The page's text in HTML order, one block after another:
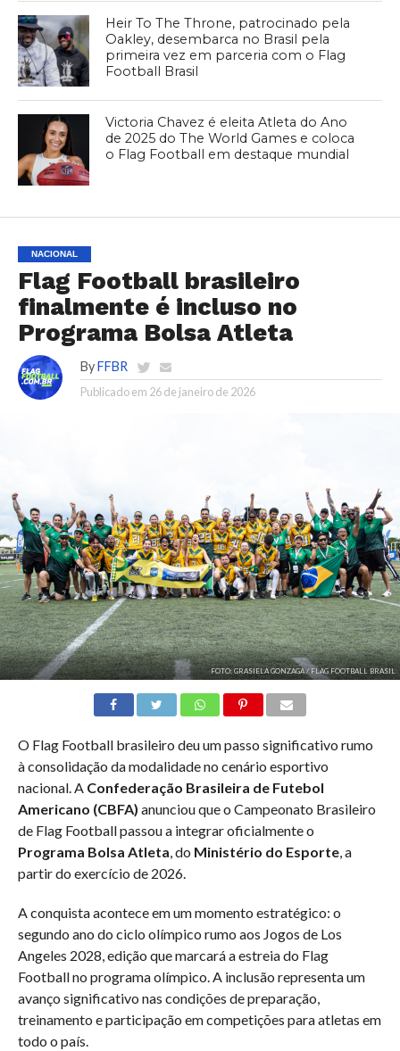
Heir To The Throne, patrocinado pela
Oakley, desembarca no Brasil pela
primeira vez em parceria com o Flag
Football Brasil
Victoria Chavez é eleita Atleta do Ano
de 2025 do The World Games e coloca
o Flag Football em destaque mundial
NACIONAL
Flag Football brasileiro
finalmente é incluso no
Programa Bolsa Atleta
By FFBR
Publicado em 26 de janeiro de 2026
FOTO: GRASIELA GONZAGA / FLAG FOOTBALL BRASIL
O Flag Football brasileiro deu um passo significativo rumo
à consolidação da modalidade no cenário esportivo
nacional. A Confederação Brasileira de Futebol
Americano (CBFA) anunciou que o Campeonato Brasileiro
de Flag Football passou a integrar oficialmente o
Programa Bolsa Atleta, do Ministério do Esporte, a
partir do exercício de 2026.
A conquista acontece em um momento estratégico: o
segundo ano do ciclo olímpico rumo aos Jogos de Los
Angeles 2028, edição que marcará a estreia do Flag
Football no programa olímpico. A inclusão representa um
avanço significativo nas condições de preparação,
treinamento e participação em competições para atletas em
todo o país.